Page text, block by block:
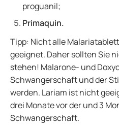
proguanil;
Primaquin.
Tipp: Nicht alle
geeignet. Daher sollten Sie
stehen! Malarone- und
Schwangerschaft und der
werden. Lariam ist nicht
drei Monate vor der und 3
Schwangerschaft.